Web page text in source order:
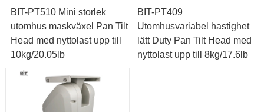
BIT-PT510 Mini storlek
utomhus maskväxel Pan Tilt
Head med nyttolast upp till
10kg/20.05lb
BIT-PT409
Utomhusvariabel hastighet
lätt Duty Pan Tilt Head med
nyttolast upp till 8kg/17.6lb